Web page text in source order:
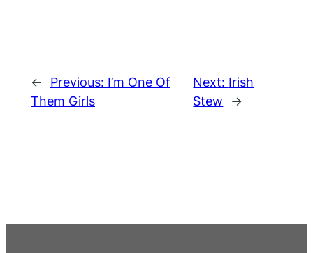
← Previous: I’m One Of
Them Girls
Next: Irish
Stew
→